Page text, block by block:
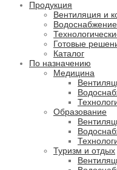
Продукция
Вентиляция и
Водоснабжение
Готовые
Каталог
По назначению
Медицина
Образование
Туризм и отдых